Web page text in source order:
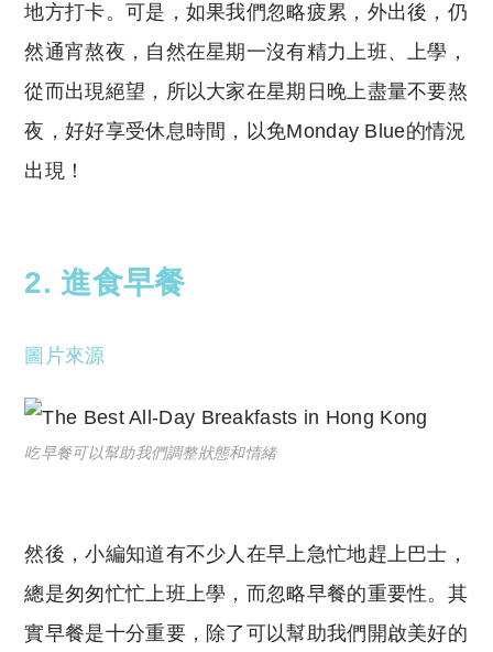
地方打卡。可是，如果我們忽略疲累，外出後，仍
然通宵熬夜，自然在星期一沒有精力上班、上學，
從而出現絕望，所以大家在星期日晚上盡量不要熬
夜，好好享受休息時間，以免Monday Blue的情況
出現！
2. 進食早餐
圖片來源
吃早餐可以幫助我們調整狀態和情緒
然後，小編知道有不少人在早上急忙地趕上巴士，
總是匆匆忙忙上班上學，而忽略早餐的重要性。其
實早餐是十分重要，除了可以幫助我們開啟美好的